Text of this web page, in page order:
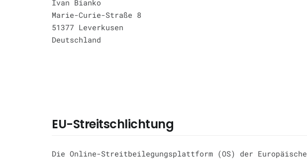
Ivan Bianko
Marie-Curie-Straße 8
51377 Leverkusen
Deutschland
EU-Streitschlichtung
Die Online-Streitbeilegungsplattform (OS) der